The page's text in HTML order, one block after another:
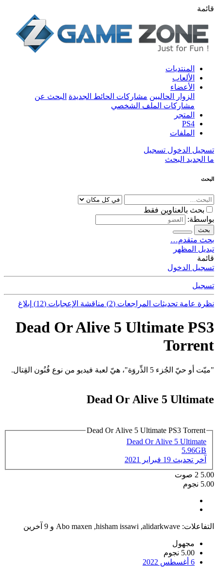
قائمة
المنتديات
الألعاب
الأعضاء
الزوار الحاليين مشاركات الحائط الجديدة البحث عن
مشاركات الملف الشخصي
المتجر
PS4
الملفات
تسجيل الدخول تسجيل
ما الجديد البحث
البحث
بحث بالعناوين فقط
بواسطة:
بحث
بحث متقدم…
تبديل المظهر
قائمة
تسجيل الدخول
تسجيل
نظرة عامة تحديثات المراجعات (2) مناقشة الإعجابات (12) إبلاغ
Dead Or Alive 5 Ultimate PS3
Torrent
"ميّت أو حيّ الجُزء 5 الذِّروَة"، هيّ لعبة فيديو من نوع فُنُون القِتال.
Dead Or Alive 5 Ultimate
Dead Or Alive 5 Ultimate PS3 Torrent
Dead Or Alive 5 Ultimate
5.96GB
آخر تحديث 19 فبراير 2021
5.00
2 صوت
5.00 نجوم
التفاعلات: alidarkwave
,
hisham issawi
,
Abo maxen و 9 آخرين
مجهول
5.00 نجوم
6 أغسطس 2022